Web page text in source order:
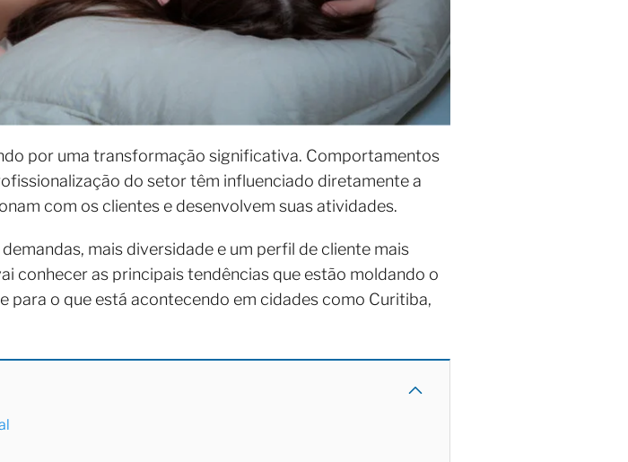
por uma transformação significativa. Comportamentos
do setor têm influenciado diretamente a
com os clientes e desenvolvem suas atividades.
mais diversidade e um perfil de cliente mais
conhecer as principais tendências que estão moldando o
o que está acontecendo em cidades como Curitiba,